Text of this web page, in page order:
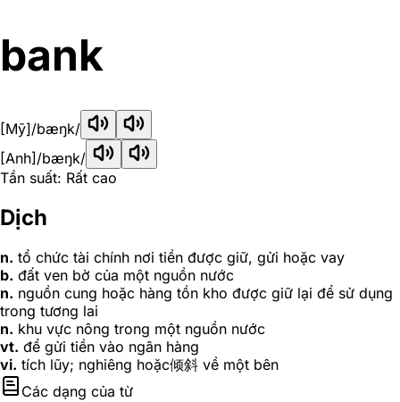
bank
[Mỹ]/bæŋk/
[Anh] /bæŋk/
Tần suất: Rất cao
Dịch
n. tổ chức tài chính nơi tiền được giữ, gửi hoặc vay
b. đất ven bờ của một nguồn nước
n. nguồn cung hoặc hàng tồn kho được giữ lại để sử dụng
trong tương lai
n. khu vực nông trong một nguồn nước
vt. để gửi tiền vào ngân hàng
vi. tích lũy; nghiêng hoặc倾斜 về một bên
Các dạng của từ